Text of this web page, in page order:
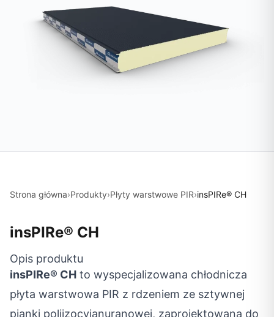
Strona główna›Produkty›Płyty warstwowe PIR›insPIRe® CH
insPIRe® CH
Opis produktu
insPIRe® CH to wyspecjalizowana chłodnicza
płyta warstwowa PIR z rdzeniem ze sztywnej
pianki poliizocyjanuranowej, zaprojektowana do